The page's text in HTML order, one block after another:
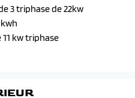
embleme lion
3 triphase de 22kw
kw triphase
e308 sur volet de coffre
conduite : eco, normal ou sport